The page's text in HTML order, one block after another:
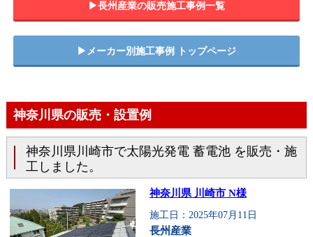
▶︎長州産業の販売施工事例一覧
▶︎メーカー別施工事例 トップページ
神奈川県の販売・設置例
神奈川県川崎市で太陽光発電 蓄電池 を販売・施
工しました。
神奈川県 川崎市 N様
施工日：2025年07月11日
長州産業